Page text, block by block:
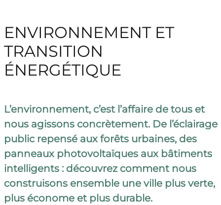
ENVIRONNEMENT ET
TRANSITION
ÉNERGÉTIQUE
L’environnement, c’est l’affaire de tous et
nous agissons concrètement. De l’éclairage
public repensé aux forêts urbaines, des
panneaux photovoltaïques aux bâtiments
intelligents : découvrez comment nous
construisons ensemble une ville plus verte,
plus économe et plus durable.